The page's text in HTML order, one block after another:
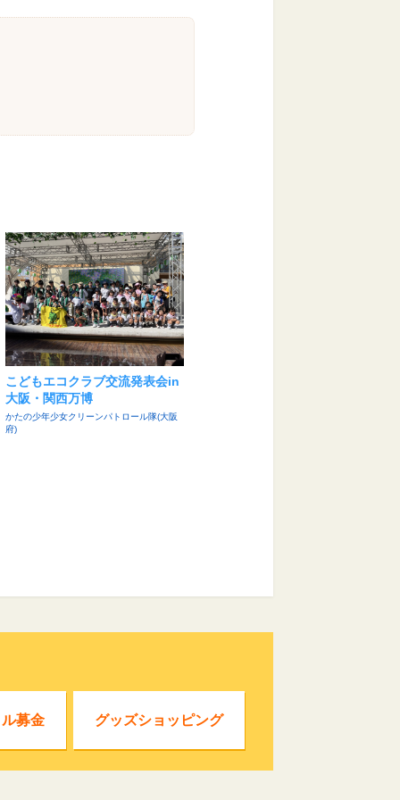
こどもエコクラブ交流発表会in
大阪・関西万博
かたの少年少女クリーンパトロール隊(大阪
府)
募金 グッズショッピング